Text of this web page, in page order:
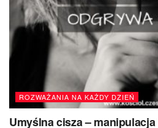
ROZWAŻANIA NA KAŻDY DZIEŃ
Umyślna cisza – manipulacja